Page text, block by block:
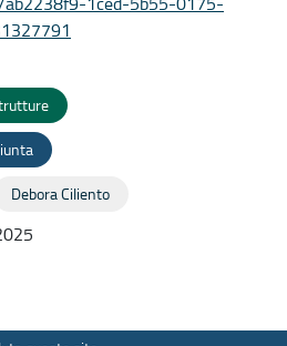
Debora Ciliento